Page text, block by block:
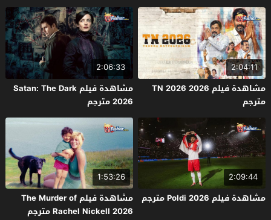
2:04:11
مشاهدة فيلم TN 2026 2026
مترجم
2:06:33
مشاهدة فيلم Satan: The Dark
2026 مترجم
2:09:44
مشاهدة فيلم Poldi 2026 مترجم
1:53:26
مشاهدة فيلم The Murder of
Rachel Nickell 2026 مترجم